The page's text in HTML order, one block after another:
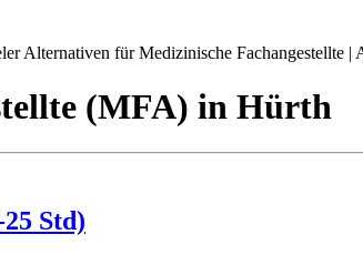
Alternativen für Medizinische Fachangestellte |
(MFA) in Hürth
Std)